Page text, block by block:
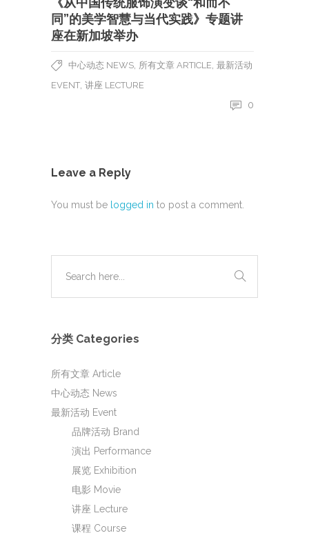
同”的美学智慧与当代实践》专题讲
座在新加坡举办
中心动态 NEWS, 所有文章 ARTICLE, 最新活动
EVENT, 讲座 LECTURE
0
Leave a Reply
You must be logged in to post a comment.
分类 Categories
所有文章 Article
中心动态 News
最新活动 Event
品牌活动 Brand
演出 Performance
展览 Exhibition
电影 Movie
讲座 Lecture
课程 Course